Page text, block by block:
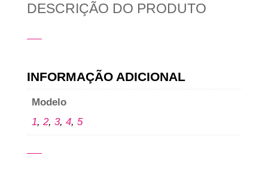
DESCRIÇÃO DO PRODUTO
INFORMAÇÃO ADICIONAL
Modelo
1,2,3,4,5